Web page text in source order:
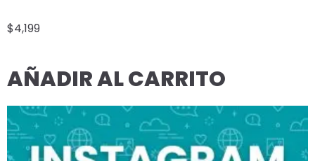
$4,199
AÑADIR AL CARRITO